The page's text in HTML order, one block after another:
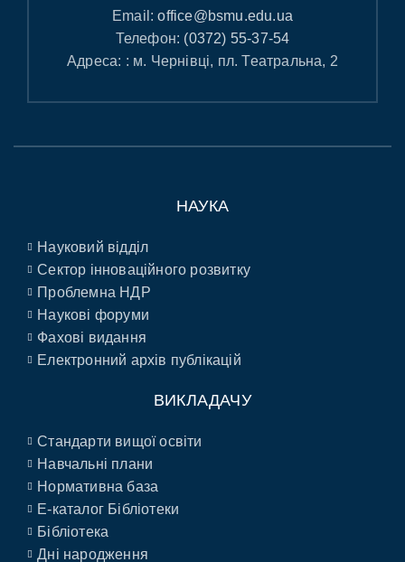
Email:office@bsmu.edu.ua
Телефон: (0372) 55-37-54
Адреса: : м. Чернівці, пл. Театральна, 2
НАУКА
Науковий відділ
Сектор інноваційного розвитку
Проблемна НДР
Наукові форуми
Фахові видання
Електронний архів публікацій
ВИКЛАДАЧУ
Стандарти вищої освіти
Навчальні плани
Нормативна база
E-каталог Бібліотеки
Бібліотека
Дні народження